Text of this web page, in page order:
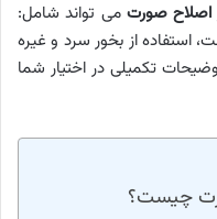
اصلاح صورت می تواند شامل:
از بخور سرد و غیره
تکمیلی در اختیار شما
چیست؟